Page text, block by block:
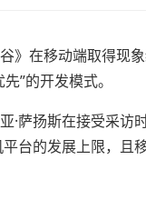
在移动端取得现象
”的开发模式。
萨扬斯在接受采访
台的发展上限，且